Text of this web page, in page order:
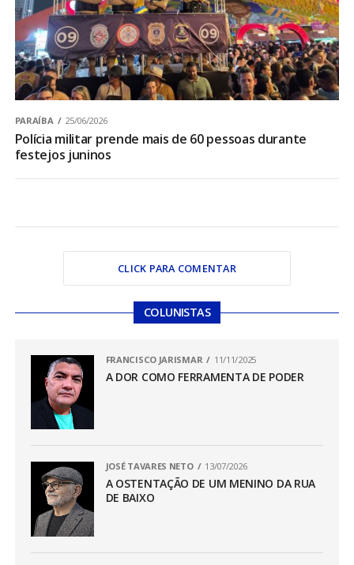
PARAÍBA 25/06/2026
Polícia militar prende mais de 60 pessoas durante
festejos juninos
CLICK PARA COMENTAR
COLUNISTAS
FRANCISCO JARISMAR 11/11/2025
A DOR COMO FERRAMENTA DE PODER
JOSÉ TAVARES NETO 13/07/2026
A OSTENTAÇÃO DE UM MENINO DA RUA
DE BAIXO